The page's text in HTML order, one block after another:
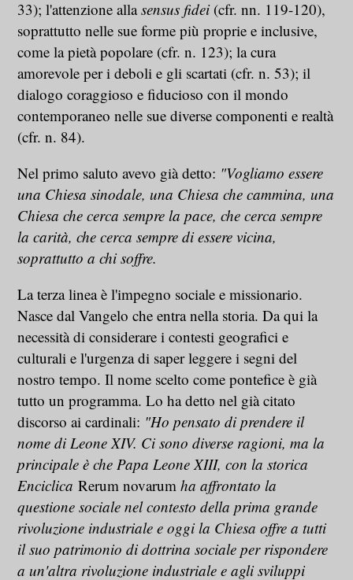
33); l'attenzione allasensus fidei (cfr. nn. 119-120),
soprattutto nelle sue forme più proprie e inclusive,
come la pietà popolare (cfr. n. 123); la cura
amorevole per i deboli e gli scartati (cfr. n. 53); il
dialogo coraggioso e fiducioso con il mondo
contemporaneo nelle sue diverse componenti e realtà
(cfr. n. 84).
Nel primo saluto avevo già detto: "Vogliamo essere
una Chiesa sinodale, una Chiesa che cammina, una
Chiesa che cerca sempre la pace, che cerca sempre
la carità, che cerca sempre di essere vicina,
soprattutto a chi soffre.
La terza linea è l'impegno sociale e missionario.
Nasce dal Vangelo che entra nella storia. Da qui la
necessità di considerare i contesti geografici e
culturali e l'urgenza di saper leggere i segni del
nostro tempo. Il nome scelto come pontefice è già
tutto un programma. Lo ha detto nel già citato
discorso ai cardinali: "Ho pensato di prendere il
nome di Leone XIV. Ci sono diverse ragioni, ma la
principale è che Papa Leone XIII, con la storica
EnciclicaRerum novarumha affrontato la
questione sociale nel contesto della prima grande
rivoluzione industriale e oggi la Chiesa offre a tutti
il suo patrimonio di dottrina sociale per rispondere
a un'altra rivoluzione industriale e agli sviluppi